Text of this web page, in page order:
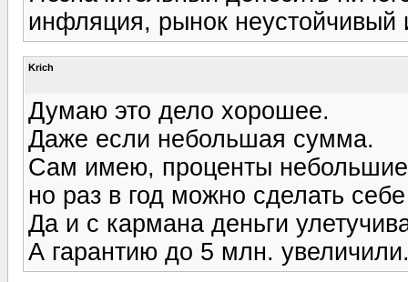
инфляция, рынок неустойчивый
Krich
Думаю это дело хорошее.
Даже если небольшая сумма.
Сам имею, проценты небольшие
но раз в год можно сделать
Да и с кармана деньги
А гарантию до 5 млн.